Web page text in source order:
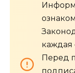
каждая
Перед